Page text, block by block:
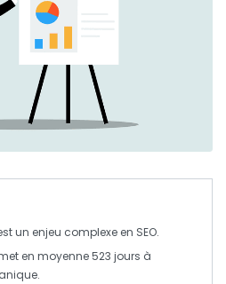
un enjeu complexe en SEO.
en moyenne523 jours à